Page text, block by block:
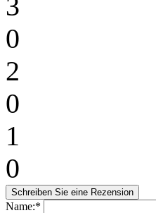
0
2
0
1
0
Name:*